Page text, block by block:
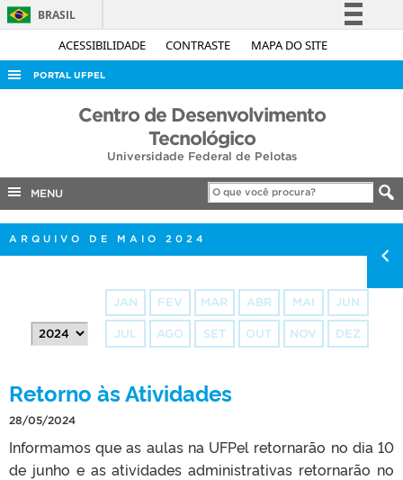
ACESSIBILIDADE CONTRASTE MAPA DO SITE
BRASIL
Simplifique!
Acesso à informação
Legislação
Canais
PORTAL UFPEL
CONCURSOS
INTERNACIONAL
PORTARIAS
Centro de Desenvolvimento
Tecnológico
Universidade Federal de Pelotas
MENU
ARQUIVO DE MAIO 2024
JAN FEV MAR ABR MAI JUN
JUL AGO SET OUT NOV DEZ
Retorno às Atividades
28/05/2024
Informamos que as aulas na UFPel retornarão no dia 10
de junho e as atividades administrativas retornarão no